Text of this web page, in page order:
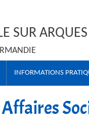
SUR ARQUES
INFORMATIONS